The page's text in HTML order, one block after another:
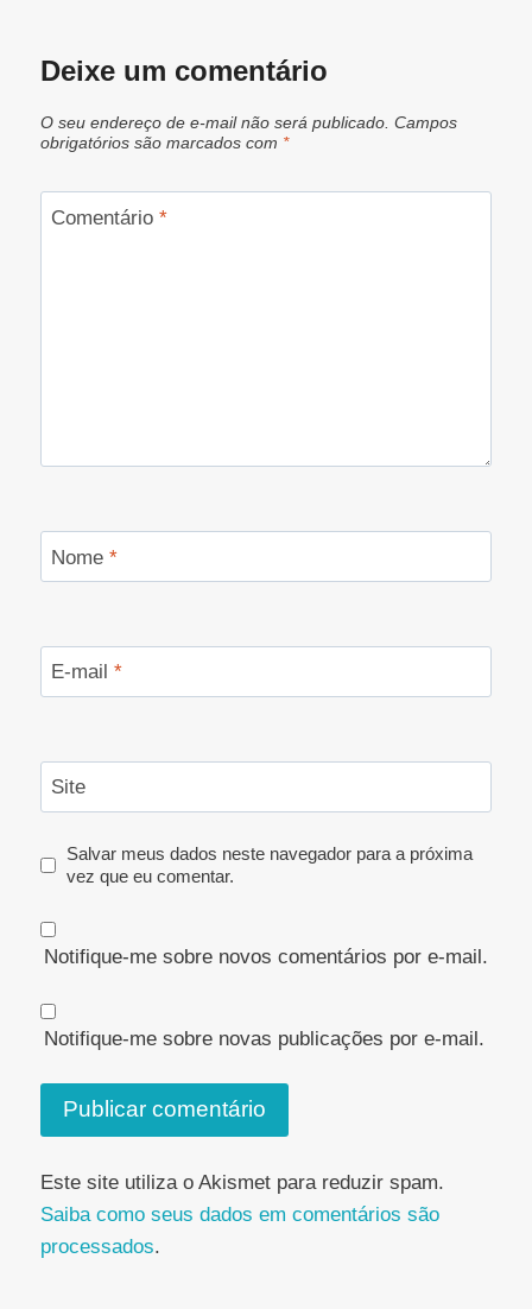
Deixe um comentário
O seu endereço de e-mail não será publicado. Campos
obrigatórios são marcados com *
Comentário *
Nome *
E-mail *
Site
Salvar meus dados neste navegador para a próxima
vez que eu comentar.
Notifique-me sobre novos comentários por e-mail.
Notifique-me sobre novas publicações por e-mail.
Este site utiliza o Akismet para reduzir spam.
Saiba como seus dados em comentários são
processados.